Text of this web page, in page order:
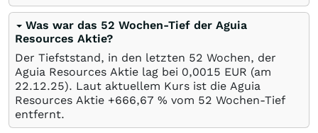
Was war das 52 Wochen-Tief der Aguia
Resources Aktie?
Der Tiefststand, in den letzten 52 Wochen, der
Aguia Resources Aktie lag bei 0,0015 EUR (am
22.12.25). Laut aktuellem Kurs ist die Aguia
Resources Aktie +666,67 % vom 52 Wochen-Tief
entfernt.